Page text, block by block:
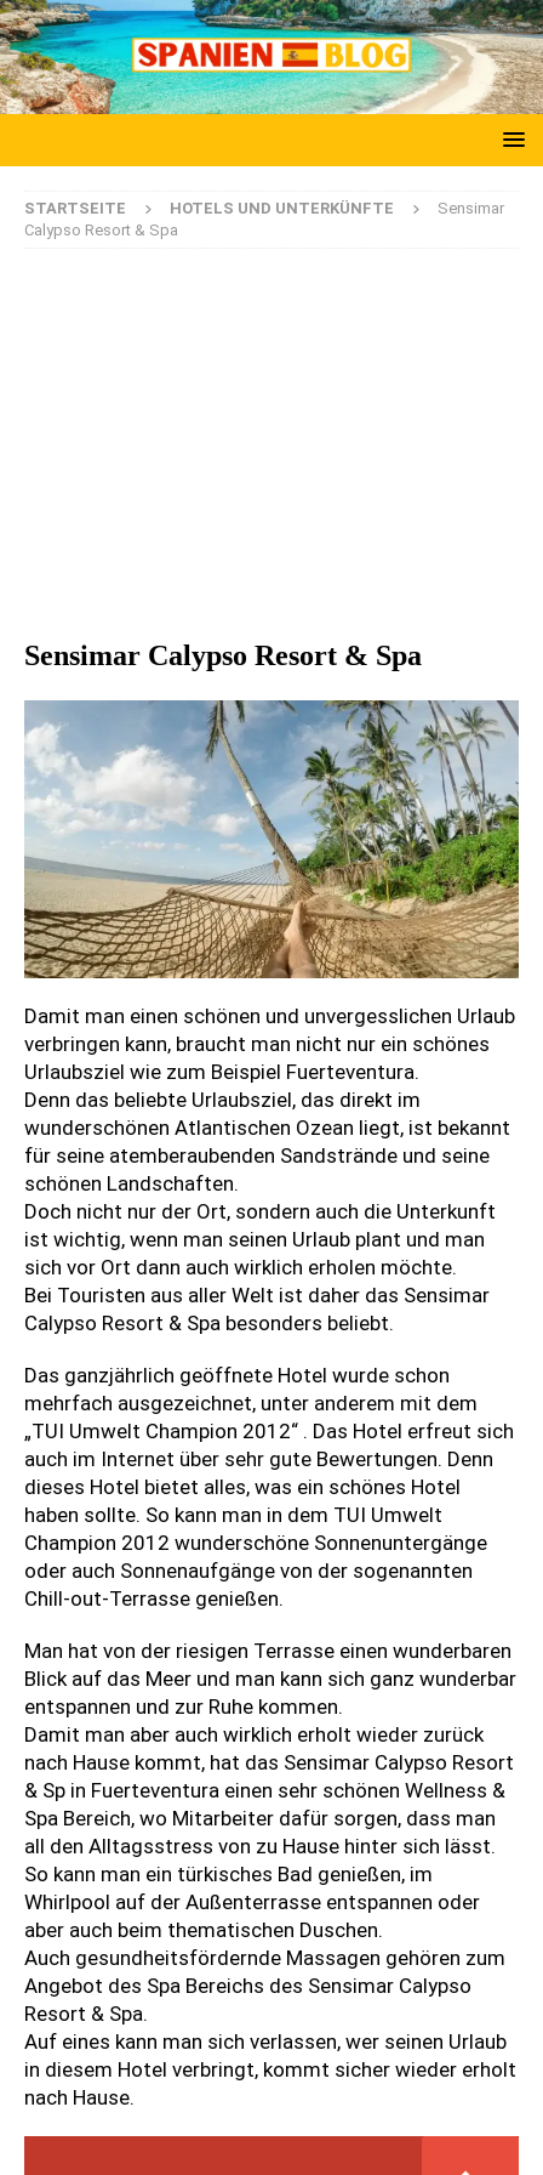
STARTSEITE HOTELS UND UNTERKÜNFTE
Sensimar
Calypso Resort & Spa
Sensimar Calypso Resort & Spa
Damit man einen schönen und unvergesslichen Urlaub
verbringen kann, braucht man nicht nur ein schönes
Urlaubsziel wie zum Beispiel Fuerteventura.
Denn das beliebte Urlaubsziel, das direkt im
wunderschönen Atlantischen Ozean liegt, ist bekannt
für seine atemberaubenden Sandstrände und seine
schönen Landschaften.
Doch nicht nur der Ort, sondern auch die Unterkunft
ist wichtig, wenn man seinen Urlaub plant und man
sich vor Ort dann auch wirklich erholen möchte.
Bei Touristen aus aller Welt ist daher das Sensimar
Calypso Resort & Spa besonders beliebt.
Das ganzjährlich geöffnete Hotel wurde schon
mehrfach ausgezeichnet, unter anderem mit dem
„TUI Umwelt Champion 2012“ . Das Hotel erfreut sich
auch im Internet über sehr gute Bewertungen. Denn
dieses Hotel bietet alles, was ein schönes Hotel
haben sollte. So kann man in dem TUI Umwelt
Champion 2012 wunderschöne Sonnenuntergänge
oder auch Sonnenaufgänge von der sogenannten
Chill-out-Terrasse genießen.
Man hat von der riesigen Terrasse einen wunderbaren
Blick auf das Meer und man kann sich ganz wunderbar
entspannen und zur Ruhe kommen.
Damit man aber auch wirklich erholt wieder zurück
nach Hause kommt, hat das Sensimar Calypso Resort
& Sp in Fuerteventura einen sehr schönen Wellness &
Spa Bereich, wo Mitarbeiter dafür sorgen, dass man
all den Alltagsstress von zu Hause hinter sich lässt.
So kann man ein türkisches Bad genießen, im
Whirlpool auf der Außenterrasse entspannen oder
aber auch beim thematischen Duschen.
Auch gesundheitsfördernde Massagen gehören zum
Angebot des Spa Bereichs des Sensimar Calypso
Resort & Spa.
Auf eines kann man sich verlassen, wer seinen Urlaub
in diesem Hotel verbringt, kommt sicher wieder erholt
nach Hause.